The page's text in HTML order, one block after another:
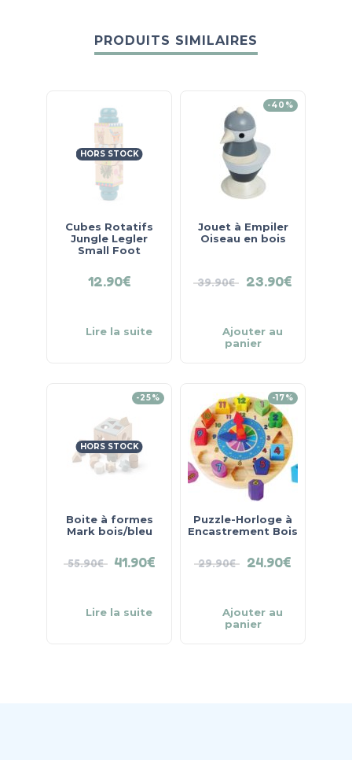
PRODUITS SIMILAIRES
HORS STOCK
Cubes Rotatifs
Jungle Legler
Small Foot
12.90€
Lire la suite
-40%
Jouet à Empiler
Oiseau en bois
39.90€ 23.90€
Ajouter au
panier
-25%
HORS STOCK
Boite à formes
Mark bois/bleu
55.90€ 41.90€
Lire la suite
-17%
Puzzle-Horloge à
Encastrement Bois
29.90€ 24.90€
Ajouter au
panier